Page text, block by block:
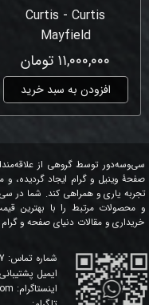
Curtis - Curtis
Mayfield
۱۱,۰۰۰,۰۰۰ تومان
افزودن به سبد خرید
شماره تماس:
ایمیل
اینستاگرام:
سی‌وسه‌دور توسط گروهی از
صفحۀ وینیل و گرام ایجاد گردیده،
تجربه یاری و همراهی کند. شما در
و محصولات مرتبط را با بهترین
خریداری و مقالات دنیای صفحه و گرام